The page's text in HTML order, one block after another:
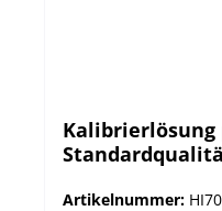
Kalibrierlösung
Artikelnummer: